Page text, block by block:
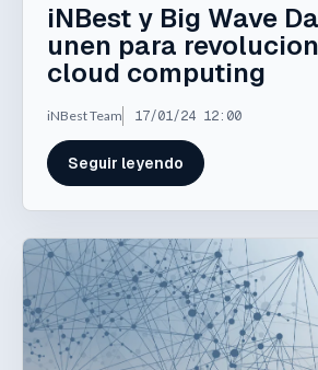
iNBest y Big Wave
unen para
cloud computing
iNBest Team 17/01/24 12:00
Seguir leyendo